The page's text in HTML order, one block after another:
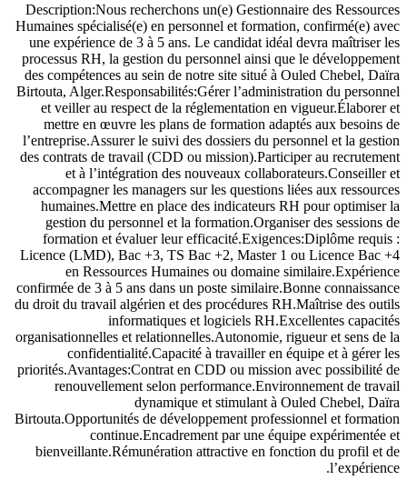
Description:Nous recherchons un(e) Gestionnaire des Ressources
Humaines spécialisé(e) en personnel et formation, confirmé(e) avec
une expérience de 3 à 5 ans. Le candidat idéal devra maîtriser les
processus RH, la gestion du personnel ainsi que le développement
des compétences au sein de notre site situé à Ouled Chebel, Daïra
Birtouta, Alger.Responsabilités:Gérer l’administration du personnel
et veiller au respect de la réglementation en vigueur.Élaborer et
mettre en œuvre les plans de formation adaptés aux besoins de
l’entreprise.Assurer le suivi des dossiers du personnel et la gestion
des contrats de travail (CDD ou mission).Participer au recrutement
et à l’intégration des nouveaux collaborateurs.Conseiller et
accompagner les managers sur les questions liées aux ressources
humaines.Mettre en place des indicateurs RH pour optimiser la
gestion du personnel et la formation.Organiser des sessions de
formation et évaluer leur efficacité.Exigences:Diplôme requis :
Licence (LMD), Bac +3, TS Bac +2, Master 1 ou Licence Bac +4
en Ressources Humaines ou domaine similaire.Expérience
confirmée de 3 à 5 ans dans un poste similaire.Bonne connaissance
du droit du travail algérien et des procédures RH.Maîtrise des outils
informatiques et logiciels RH.Excellentes capacités
organisationnelles et relationnelles.Autonomie, rigueur et sens de la
confidentialité.Capacité à travailler en équipe et à gérer les
priorités.Avantages:Contrat en CDD ou mission avec possibilité de
renouvellement selon performance.Environnement de travail
dynamique et stimulant à Ouled Chebel, Daïra
Birtouta.Opportunités de développement professionnel et formation
continue.Encadrement par une équipe expérimentée et
bienveillante.Rémunération attractive en fonction du profil et de
l’expérience.